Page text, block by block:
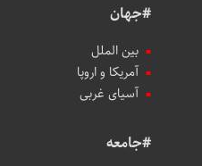
#جهان
بین الملل
آمریکا و اروپا
آسیای غربی
#جامعه